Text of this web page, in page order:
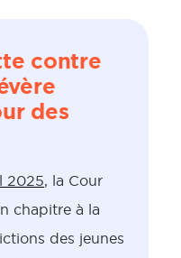
contre
des
2025, la Cour
chapitre à la
des jeunes